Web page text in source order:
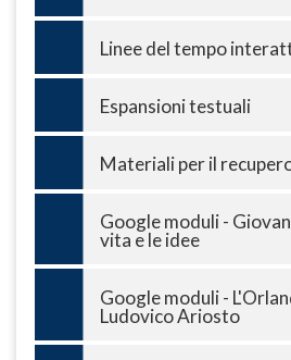
Linee del tempo
Espansioni testuali
Materiali per il
Google moduli -
vita e le idee
Google moduli -
Ludovico Ariosto